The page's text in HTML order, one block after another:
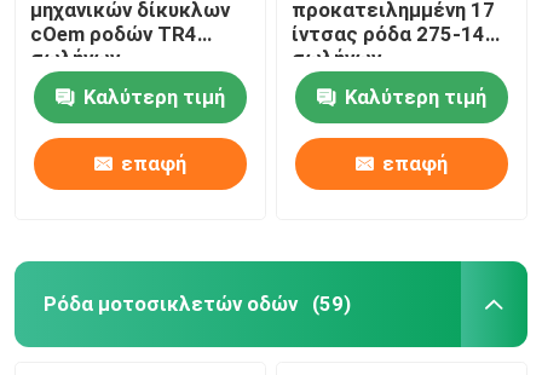
μηχανικών δίκυκλων
cOem ροδών TR4
σωλήνων
μοτοσικλετών 17
ίντσαςΚαλύτερη τιμή
επαφή
προκατειλημμένη 17
ίντσας ρόδα 275-14
σωλήνων
μοτοσικλετών
εσωτερική για το
τρίκυκλο
Καλύτερη τιμή
επαφή
Ρόδα μοτοσικλετών οδών (59)